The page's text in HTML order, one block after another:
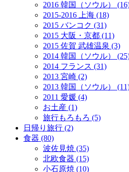
2016 韓国（ソウル）
2015-2016 上海 (18)
2015 バンコク (31)
2015 大阪・京都 (11)
2015 佐賀 武雄温泉 (3)
2014 韓国（ソウル）
2014 フランス (31)
2013 宮崎 (2)
2013 韓国（ソウル）
2011 愛媛 (4)
お土産 (1)
旅行もろもろ (5)
日帰り旅行 (2)
食器 (80)
波佐見焼 (35)
北欧食器 (15)
小石原焼 (10)